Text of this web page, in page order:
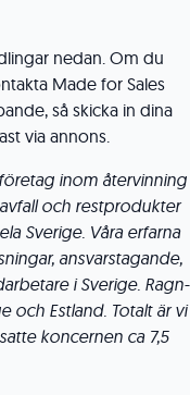
nedan. Om du
Made for Sales
så skicka in dina
via annons.
inom återvinning
och restprodukter
Sverige. Våra erfarna
ansvarstagande,
i Sverige. Ragn-
och Estland. Totalt är vi
koncernen ca 7,5